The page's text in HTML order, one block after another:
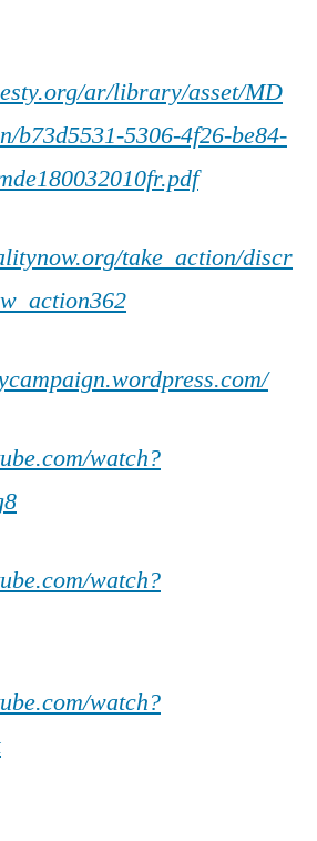
ar/library/asset/MD
b73d5531-5306-4f26-be84-
take_action/discr
watch?
watch?
watch?